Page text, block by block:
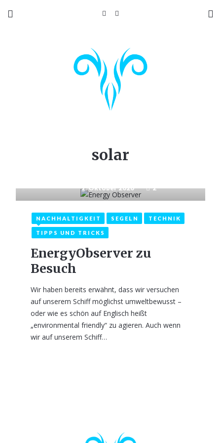
solar
2. Oktober 2020 2
NACHHALTIGKEIT SEGELN TECHNIK
TIPPS UND TRICKS
EnergyObserver zu
Besuch
Wir haben bereits erwähnt, dass wir versuchen
auf unserem Schiff möglichst umweltbewusst –
oder wie es schön auf Englisch heißt
„environmental friendly“ zu agieren. Auch wenn
wir auf unserem Schiff…